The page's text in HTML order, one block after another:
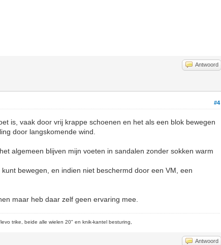
Antwoord
#4
is, vaak door vrij krappe schoenen en het als een blok bewegen
door langskomende wind.
algemeen blijven mijn voeten in sandalen zonder sokken warm
bewegen, en indien niet beschermd door een VM, een
maar heb daar zelf geen ervaring mee.
trike, beide alle wielen 20" en knik-kantel besturing,
Antwoord